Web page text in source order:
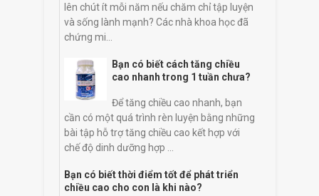
lên chút ít mỗi năm nếu chăm chỉ tập luyện
và sống lành mạnh? Các nhà khoa học đã
chứng mi...
Bạn có biết cách tăng chiều
cao nhanh trong 1 tuần chưa?
Để tăng chiều cao nhanh, bạn
cần có một quá trình rèn luyện bằng những
bài tập hỗ trợ tăng chiều cao kết hợp với
chế độ dinh dưỡng hợp ...
Bạn có biết thời điểm tốt để phát triển
chiều cao cho con là khi nào?